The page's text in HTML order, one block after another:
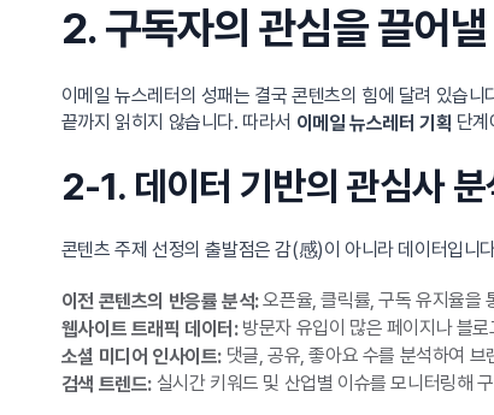
2. 구독자의 관심을 끌어
이메일 뉴스레터의 성패는 결국 콘텐츠의 힘에 달려 있습
끝까지 읽히지 않습니다. 따라서 이메일 뉴스레터 기획 단
2-1. 데이터 기반의 관심사 분
콘텐츠 주제 선정의 출발점은 감(感)이 아니라 데이터입니
이전 콘텐츠의 반응률 분석:오픈율, 클릭률, 구독 유지율을
웹사이트 트래픽 데이터:방문자 유입이 많은 페이지나 블
소셜 미디어 인사이트:댓글, 공유, 좋아요 수를 분석하여 브
검색 트렌드:실시간 키워드 및 산업별 이슈를 모니터링해